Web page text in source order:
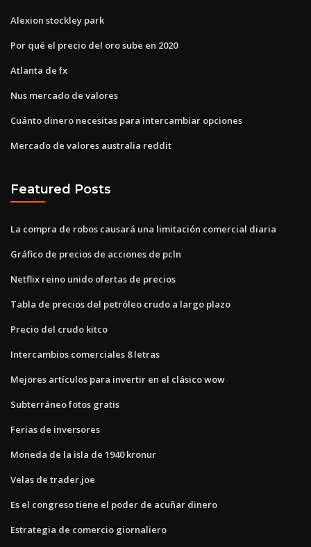
Alexion stockley park
Por qué el precio del oro sube en 2020
Atlanta de fx
Nus mercado de valores
Cuánto dinero necesitas para intercambiar opciones
Mercado de valores australia reddit
Featured Posts
La compra de robos causará una limitación comercial diaria
Gráfico de precios de acciones de pcln
Netflix reino unido ofertas de precios
Tabla de precios del petróleo crudo a largo plazo
Precio del crudo kitco
Intercambios comerciales 8 letras
Mejores artículos para invertir en el clásico wow
Subterráneo fotos gratis
Ferias de inversores
Moneda de la isla de 1940 kronur
Velas de trader.joe
Es el congreso tiene el poder de acuñar dinero
Estrategia de comercio giornaliero